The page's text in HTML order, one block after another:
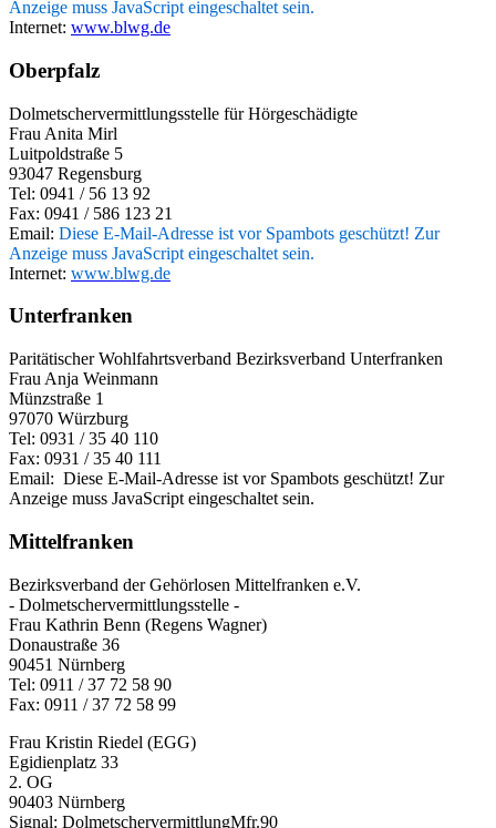
Anzeige muss JavaScript eingeschaltet sein.
Internet: www.blwg.de
Oberpfalz
Dolmetschervermittlungsstelle für Hörgeschädigte
Frau Anita Mirl
Luitpoldstraße 5
93047 Regensburg
Tel: 0941 / 56 13 92
Fax: 0941 / 586 123 21
Email: Diese E-Mail-Adresse ist vor Spambots geschützt! Zur
Anzeige muss JavaScript eingeschaltet sein.
Internet: www.blwg.de
Unterfranken
Paritätischer Wohlfahrtsverband Bezirksverband Unterfranken
Frau Anja Weinmann
Münzstraße 1
97070 Würzburg
Tel: 0931 / 35 40 110
Fax: 0931 / 35 40 111
Email: Diese E-Mail-Adresse ist vor Spambots geschützt! Zur
Anzeige muss JavaScript eingeschaltet sein.
Mittelfranken
Bezirksverband der Gehörlosen Mittelfranken e.V.
- Dolmetschervermittlungsstelle -
Frau Kathrin Benn (Regens Wagner)
Donaustraße 36
90451 Nürnberg
Tel: 0911 / 37 72 58 90
Fax: 0911 / 37 72 58 99
Frau Kristin Riedel (EGG)
Egidienplatz 33
2. OG
90403 Nürnberg
Signal: DolmetschervermittlungMfr.90